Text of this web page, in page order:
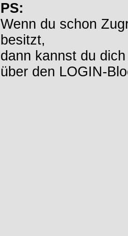
PS:
Wenn du schon
besitzt,
dann kannst du
über den LOGIN-